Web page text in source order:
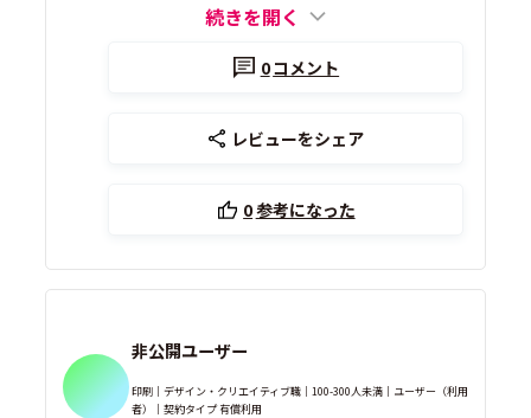
続きを開く
0コメント
レビューをシェア
0参考になった
非公開ユーザー
印刷｜デザイン・クリエイティブ職｜100-300人未満｜ユーザー（利用
者）｜契約タイプ 有償利用